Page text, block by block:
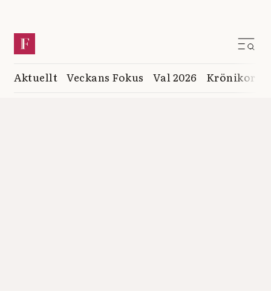
Aktuellt Veckans Fokus Val 2026 Krönikor